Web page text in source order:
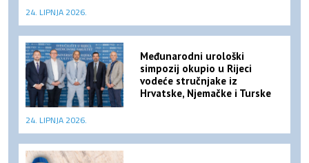
24. LIPNJA 2026.
Međunarodni urološki
simpozij okupio u Rijeci
vodeće stručnjake iz
Hrvatske, Njemačke i Turske
24. LIPNJA 2026.